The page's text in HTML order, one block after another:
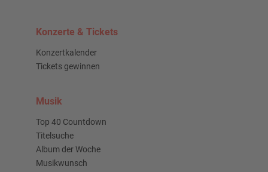
Konzerte & Tickets
Konzertkalender
Tickets gewinnen
Musik
Top 40 Countdown
Titelsuche
Album der Woche
Musikwunsch